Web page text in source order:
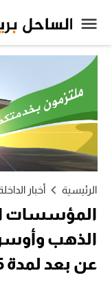
الرئيسية أخبار
المؤسسات
الذهب
عن بعد لمدة 15 يوما